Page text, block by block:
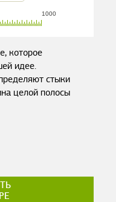
1000
которое
идее.
стыки
целой полосы